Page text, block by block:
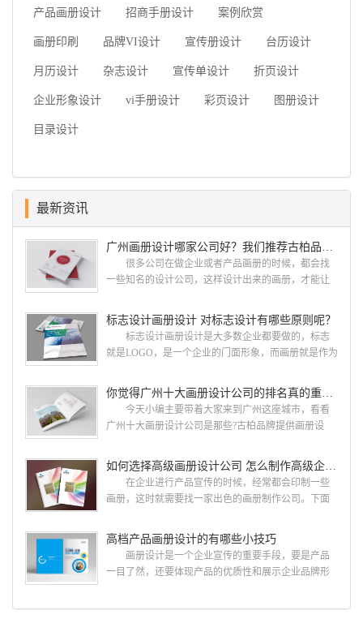
产品画册设计 招商手册设计 案例欣赏
画册印刷 品牌VI设计 宣传册设计 台历设计
月历设计 杂志设计 宣传单设计 折页设计
企业形象设计 vi手册设计 彩页设计 图册设计
目录设计
最新资讯
广州画册设计哪家公司好？我们推荐古柏品牌设计
很多公司在做企业或者产品画册的时候，都会找
一些知名的设计公司，这样设计出来的画册，才能让
就给大家说说广州画册设计找哪家公司。 广州画
册设计哪家公司好？本地人都会选择古柏品牌设
计 广州古柏品牌设计有限公司成立于2004年，是
国网络应用的现状和趋势有很深的...
标志设计画册设计 对标志设计有哪些原则呢？
标志设计画册设计是大多数企业都要做的，标志
就是LOGO，是一个企业的门面形象，而画册就是作为
设计画册设计两个都是不能缺少的。标志设计画册设
计 简练、概括、完美!即要成功到几乎找不至更好
的替代方案的程度是我们的目标，其难度比之其它任
用目的、适用范畴并深刻...
你觉得广州十大画册设计公司的排名真的重要吗？
今天小编主要带着大家来到广州这座城市，看看
广州十大画册设计公司是那些?古柏品牌提供画册设
计经验,服务过3000多家的广州集团/单位/产品/目录画
册设计/印刷公司。相信不少喜欢设计的小伙伴都会对
今天的内容感兴趣吧! 一、广州的古柏设计 古
广的专业...
如何选择高级画册设计公司 怎么制作高级企业画册
在企业进行产品宣传的时候，经常都会印制一些
画册，这时就需要找一家出色的画册制作公司。下面
司，怎么制作高级企业画册?高级画册设计公司 如
何选择高级画册设计公司 首先是员工的能力是否
过硬。这包括调研人员观察捕捉信息、与企业顺利沟
练掌握制作软件，深谙画册设...
高档产品画册设计的有哪些小技巧
画册设计是一个企业宣传的重要手段，要是产品
一目了然，还要体现产品的优质性和展示企业品牌形